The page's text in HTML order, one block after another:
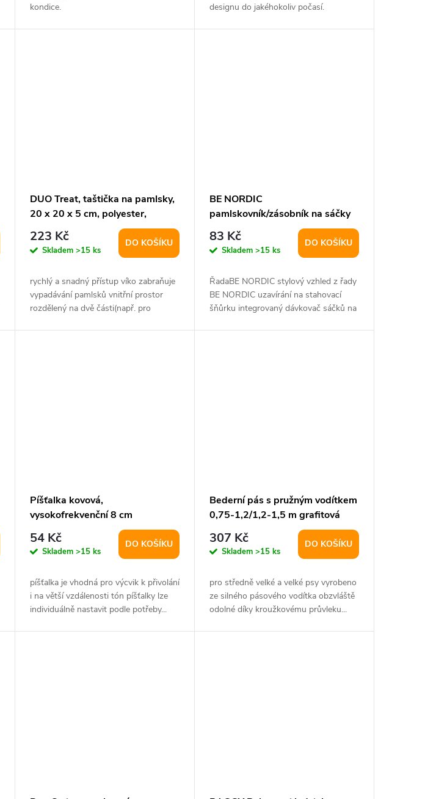
kondice.
designu do jakéhokoliv počasí.
DUO Treat, taštička na pamlsky,
20 x 20 x 5 cm, polyester,
antracitová
223 Kč
Skladem >15 ks
DO KOŠÍKU
rychlý a snadný přístup víko zabraňuje
vypadávání pamlsků vnitřní prostor
rozdělený na dvě části(např. pro
BE NORDIC
pamlskovník/zásobník na sáčky
na trus, o 10 × 14 cm, písková
83 Kč
Skladem >15 ks
DO KOŠÍKU
ŘadaBE NORDIC stylový vzhled z řady
BE NORDIC uzavírání na stahovací
šňůrku integrovaný dávkovač sáčků na
Píšťalka kovová,
vysokofrekvenční 8 cm
54 Kč
Skladem >15 ks
DO KOŠÍKU
píšťalka je vhodná pro výcvik k přivolání
i na větší vzdálenosti tón píšťalky lze
individuálně nastavit podle potřeby...
Bederní pás s pružným vodítkem
0,75-1,2/1,2-1,5 m grafitová
307 Kč
Skladem >15 ks
DO KOŠÍKU
pro středně velké a velké psy vyrobeno
ze silného pásového vodítka obzvláště
odolné díky kroužkovému průvleku...